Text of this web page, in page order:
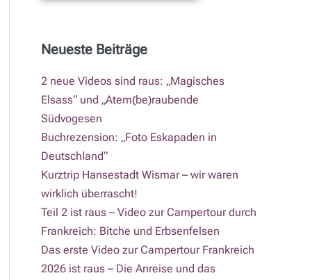
Neueste Beiträge
2 neue Videos sind raus: „Magisches
Elsass“ und „Atem(be)raubende
Südvogesen
Buchrezension: „Foto Eskapaden in
Deutschland“
Kurztrip Hansestadt Wismar – wir waren
wirklich überrascht!
Teil 2 ist raus – Video zur Campertour durch
Frankreich: Bitche und Erbsenfelsen
Das erste Video zur Campertour Frankreich
2026 ist raus – Die Anreise und das